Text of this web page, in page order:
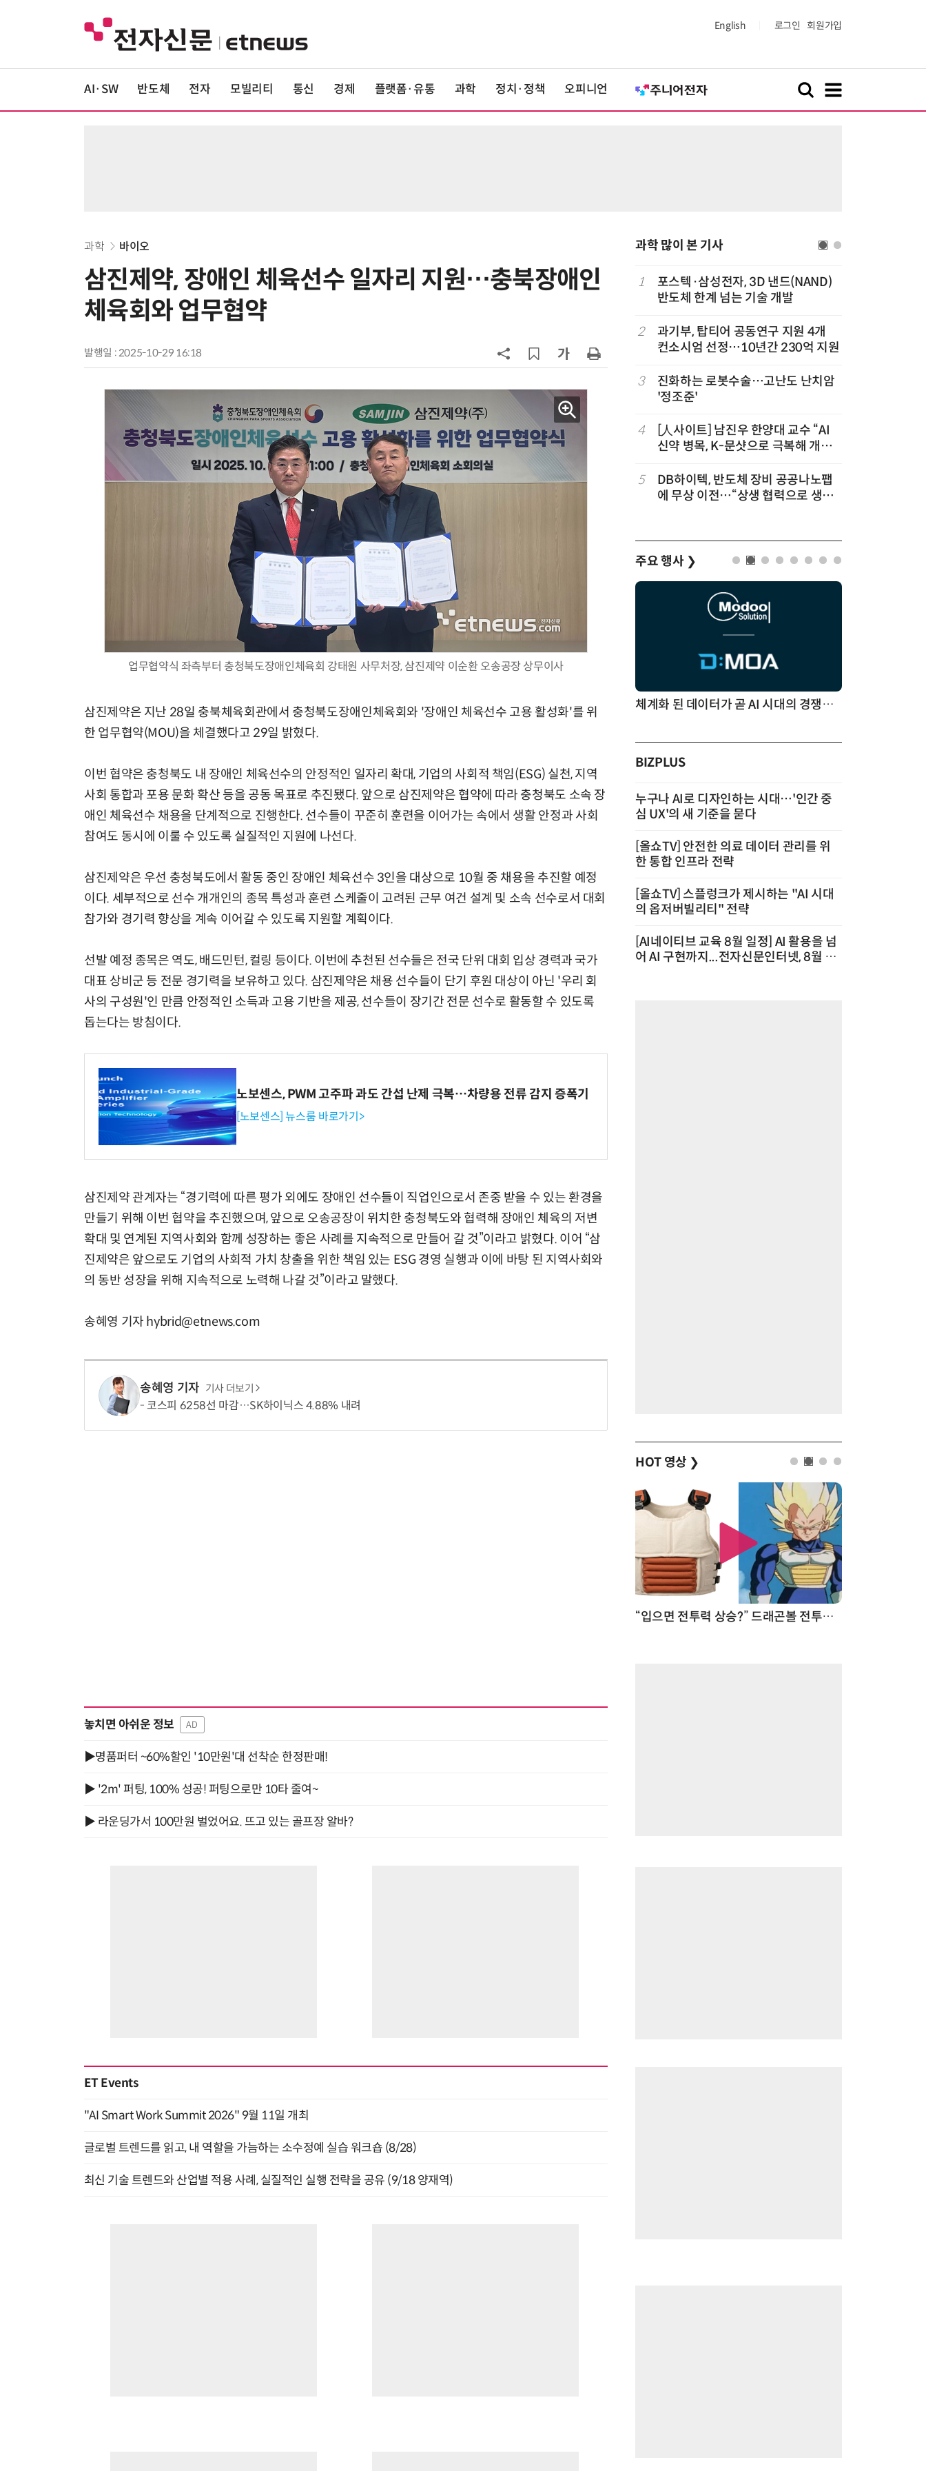
English 로그인 회원가입
AI·SW 반도체 전자 모빌리티 통신 경제 플랫폼·유통 과학 정치·정책 오피니언
과학 바이오
삼진제약, 장애인 체육선수 일자리 지원…충북장애인
체육회와 업무협약
발행일 : 2025-10-29 16:18
업무협약식 좌측부터 충청북도장애인체육회 강태원 사무처장, 삼진제약 이순환 오송공장 상무이사
삼진제약은 지난 28일 충북체육회관에서 충청북도장애인체육회와 '장애인 체육선수 고용 활성화'를 위
한 업무협약(MOU)을 체결했다고 29일 밝혔다.
이번 협약은 충청북도 내 장애인 체육선수의 안정적인 일자리 확대, 기업의 사회적 책임(ESG) 실천, 지역
사회 통합과 포용 문화 확산 등을 공동 목표로 추진됐다. 앞으로 삼진제약은 협약에 따라 충청북도 소속 장
애인 체육선수 채용을 단계적으로 진행한다. 선수들이 꾸준히 훈련을 이어가는 속에서 생활 안정과 사회
참여도 동시에 이룰 수 있도록 실질적인 지원에 나선다.
삼진제약은 우선 충청북도에서 활동 중인 장애인 체육선수 3인을 대상으로 10월 중 채용을 추진할 예정
이다. 세부적으로 선수 개개인의 종목 특성과 훈련 스케줄이 고려된 근무 여건 설계 및 소속 선수로서 대회
참가와 경기력 향상을 계속 이어갈 수 있도록 지원할 계획이다.
선발 예정 종목은 역도, 배드민턴, 컬링 등이다. 이번에 추천된 선수들은 전국 단위 대회 입상 경력과 국가
대표 상비군 등 전문 경기력을 보유하고 있다. 삼진제약은 채용 선수들이 단기 후원 대상이 아닌 '우리 회
사의 구성원'인 만큼 안정적인 소득과 고용 기반을 제공, 선수들이 장기간 전문 선수로 활동할 수 있도록
돕는다는 방침이다.
노보센스, PWM 고주파 과도 간섭 난제 극복…차량용 전류 감지 증폭기
[노보센스] 뉴스룸 바로가기>
삼진제약 관계자는 “경기력에 따른 평가 외에도 장애인 선수들이 직업인으로서 존중 받을 수 있는 환경을
만들기 위해 이번 협약을 추진했으며, 앞으로 오송공장이 위치한 충청북도와 협력해 장애인 체육의 저변
확대 및 연계된 지역사회와 함께 성장하는 좋은 사례를 지속적으로 만들어 갈 것”이라고 밝혔다. 이어 “삼
진제약은 앞으로도 기업의 사회적 가치 창출을 위한 책임 있는 ESG 경영 실행과 이에 바탕 된 지역사회와
의 동반 성장을 위해 지속적으로 노력해 나갈 것”이라고 말했다.
송혜영 기자 hybrid@etnews.com
송혜영 기자 기사 더보기
코스피 6258선 마감…SK하이닉스 4.88% 내려
놓치면 아쉬운 정보 AD
▶명품퍼터 ~60%할인 '10만원'대 선착순 한정판매!
▶ '2m' 퍼팅, 100% 성공! 퍼팅으로만 10타 줄여~
▶ 라운딩가서 100만원 벌었어요. 뜨고 있는 골프장 알바?
ET Events
"AI Smart Work Summit 2026" 9월 11일 개최
글로벌 트렌드를 읽고, 내 역할을 가늠하는 소수정예 실습 워크숍 (8/28)
최신 기술 트렌드와 산업별 적용 사례, 실질적인 실행 전략을 공유 (9/18 양재역)
과학 많이 본 기사
6
KIST, 기존 반도체 공정으로 전기·
부, 첨단 의료 AI 임상 확산 지원
·바이오 실험에 더위도 잊었다…
“내년 2기로 이어집니다”
9
[르포]아이들이 직접 첨단 전자현미
경 다루며 과학원리 체득...과학체험
제공 '주니어닥터' 현장
10 다누리, 스페이스X 팰컨9 달 충돌 전
후 포착
1
포스텍·삼성전자, 3D 낸드(NAND)
반도체 한계 넘는 기술 개발
2
과기부, 탑티어 공동연구 지원 4개
컨소시엄 선정…10년간 230억 지원
3
진화하는 로봇수술…고난도 난치암
'정조준'
4
[人사이트] 남진우 한양대 교수 “AI
신약 병목, K-문샷으로 극복해 개발
5
DB하이텍, 반도체 장비 공공나노팹
에 무상 이전…“상생 협력으로 생태
주요 행사 ❯
AI Native Enterprise를 지원하는 AI Ready Data 플랫폼 활용 전략 체계화 된 데이터가 곧 AI 시대의 경쟁력이다
BIZPLUS
누구나 AI로 디자인하는 시대…'인간 중
심 UX'의 새 기준을 묻다
[올쇼TV] 안전한 의료 데이터 관리를 위
한 통합 인프라 전략
[올쇼TV] 스플렁크가 제시하는 "AI 시대
의 옵저버빌리티" 전략
[AI네이티브 교육 8월 일정] AI 활용을 넘
어 AI 구현까지...전자신문인터넷, 8월 실
HOT 영상 ❯
“입으면 전투력 상승?” 드래곤볼 전투복 닮은 중량조끼